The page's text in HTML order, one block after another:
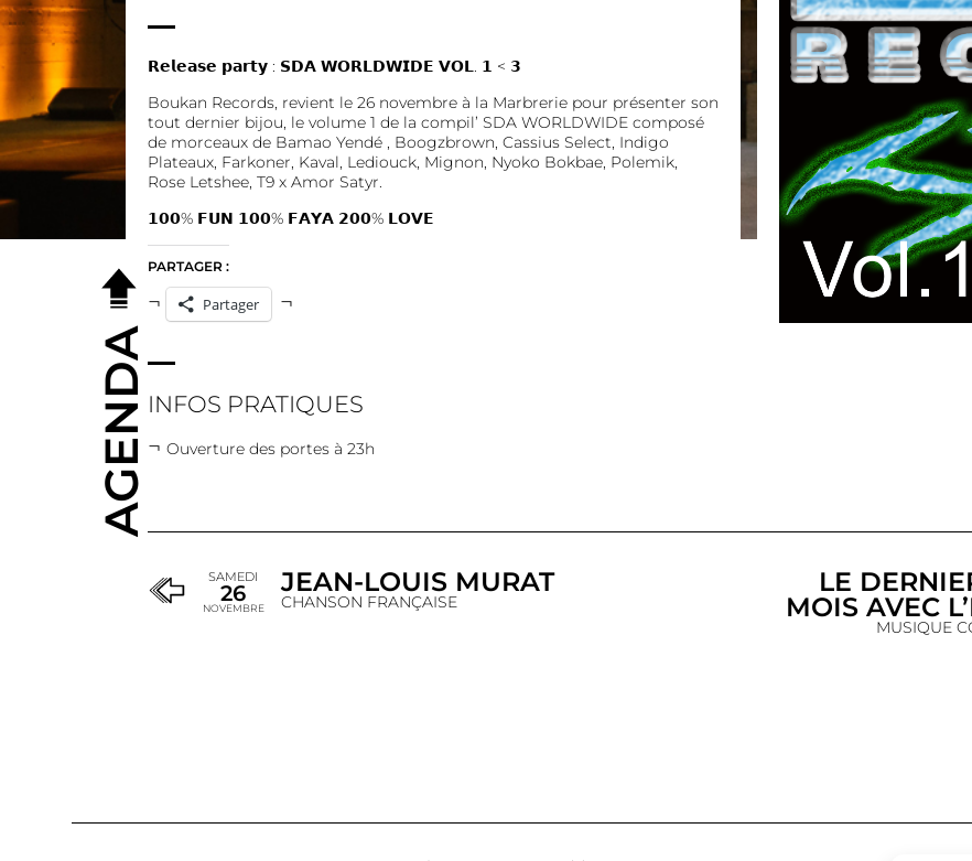
𝗥𝗲𝗹𝗲𝗮𝘀𝗲 𝗽𝗮𝗿𝘁𝘆 : 𝗦𝗗𝗔 𝗪𝗢𝗥𝗟𝗗𝗪𝗜𝗗𝗘 𝗩𝗢𝗟. 𝟭 < 𝟯
Boukan Records, revient le 26 novembre à la Marbrerie pour présenter son
tout dernier bijou, le volume 1 de la compil’ SDA WORLDWIDE composé
de morceaux de Bamao Yendé , Boogzbrown, Cassius Select, Indigo
Plateaux, Farkoner, Kaval, Lediouck, Mignon, Nyoko Bokbae, Polemik,
Rose Letshee, T9 x Amor Satyr.
𝟭𝟬𝟬% 𝗙𝗨𝗡 𝟭𝟬𝟬% 𝗙𝗔𝗬𝗔 𝟮𝟬𝟬% 𝗟𝗢𝗩𝗘
PARTAGER :
Partager
INFOS PRATIQUES
Ouverture des portes à 23h
SAMEDI
26
NOVEMBRE
JEAN-LOUIS MURAT
CHANSON FRANÇAISE
LE
MOIS AVEC
MUSIQUE
AGENDA